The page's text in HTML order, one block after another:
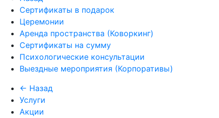
Сертификаты в подарок
Церемонии
Аренда пространства (Коворкинг)
Сертификаты на сумму
Психологические консультации
Выездные мероприятия (Корпоративы)
← Назад
Услуги
Акции